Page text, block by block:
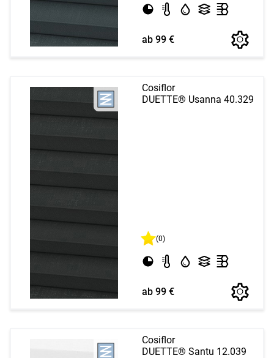
ab 99 €
Cosiflor
DUETTE® Usanna 40.329
(0)
ab 99 €
Cosiflor
DUETTE® Santu 12.039